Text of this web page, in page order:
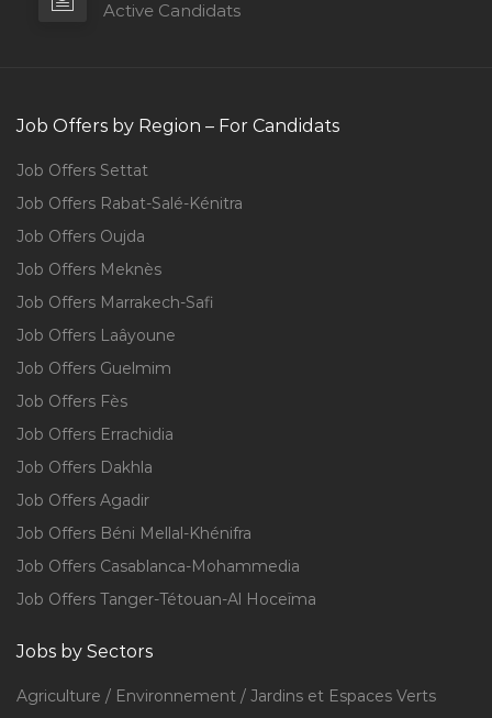
Active Candidats
Job Offers by Region – For Candidats
Job Offers Settat
Job Offers Rabat-Salé-Kénitra
Job Offers Oujda
Job Offers Meknès
Job Offers Marrakech-Safi
Job Offers Laâyoune
Job Offers Guelmim
Job Offers Fès
Job Offers Errachidia
Job Offers Dakhla
Job Offers Agadir
Job Offers Béni Mellal-Khénifra
Job Offers Casablanca-Mohammedia
Job Offers Tanger-Tétouan-Al Hoceïma
Jobs by Sectors
Agriculture / Environnement / Jardins et Espaces Verts